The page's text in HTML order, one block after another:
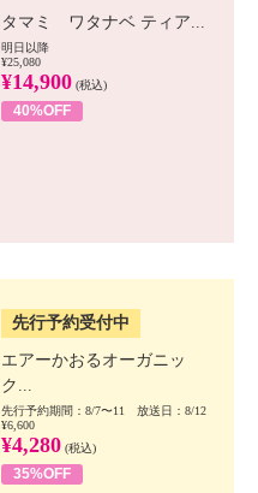
タマミ ワタナベ ティア...
明日以降
¥25,080
¥14,900 (税込)
40%OFF
先行予約受付中
エアーかおるオーガニッ
ク...
先行予約期間：8/7〜11 放送日：8/12
¥6,600
¥4,280 (税込)
35%OFF